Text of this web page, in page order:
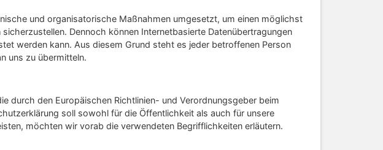
und organisatorische Maßnahmen umgesetzt, um einen möglichst
Dennoch können Internetbasierte Datenübertragungen
werden kann. Aus diesem Grund steht es jeder betroffenen Person
uns zu übermitteln.
durch den Europäischen Richtlinien- und Verordnungsgeber beim
soll sowohl für die Öffentlichkeit als auch für unsere
möchten wir vorab die verwendeten Begrifflichkeiten erläutern.